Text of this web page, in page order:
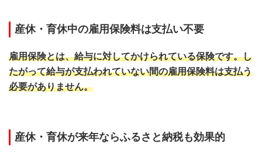
産休・育休中の雇用保険料は支払い不要
雇用保険とは、給与に対してかけられている保険です。し
たがって給与が支払われていない間の雇用保険料は支払う
必要がありません。
産休・育休が来年ならふるさと納税も効果的